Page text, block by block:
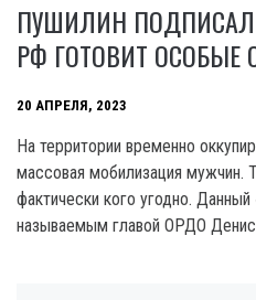
ПУШИЛИН
РФ ГОТОВИТ
20 АПРЕЛЯ, 2023
На территории временно
массовая мобилизация мужчин.
фактически кого угодно.
называемым главой ОРДО